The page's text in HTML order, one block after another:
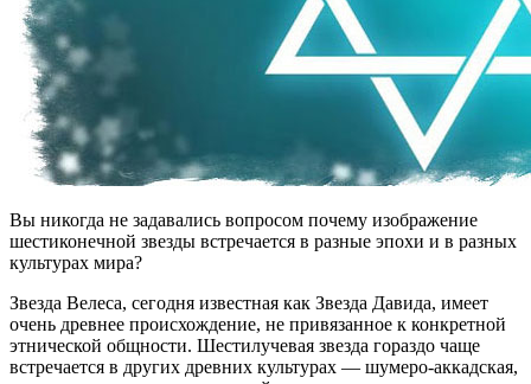
Вы никогда не задавались вопросом почему изображение
шестиконечной звезды встречается в разные эпохи и в разных
культурах мира?
Звезда Велеса, сегодня известная как Звезда Давида, имеет
очень древнее происхождение, не привязанное к конкретной
этнической общности. Шестилучевая звезда гораздо чаще
встречается в других древних культурах — шумеро-аккадская,